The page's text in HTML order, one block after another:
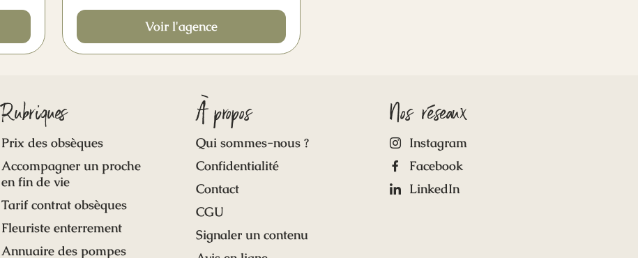
Voir l'agence
Rubriques
Prix des obsèques
Accompagner un proche
en fin de vie
Tarif contrat obsèques
Fleuriste enterrement
Annuaire des pompes
À propos
Qui sommes-nous ?
Confidentialité
Contact
CGU
Signaler un contenu
Nos réseaux
Instagram
Facebook
LinkedIn